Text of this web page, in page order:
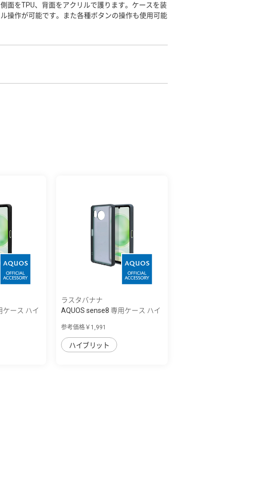
面をTPU、背面をアクリルで護ります。ケースを装
操作が可能です。また各種ボタンの操作も使用可能
ケース ハイ
ラスタバナナ
AQUOS sense8 専用ケース ハイ
参考価格￥1,991
ハイブリット